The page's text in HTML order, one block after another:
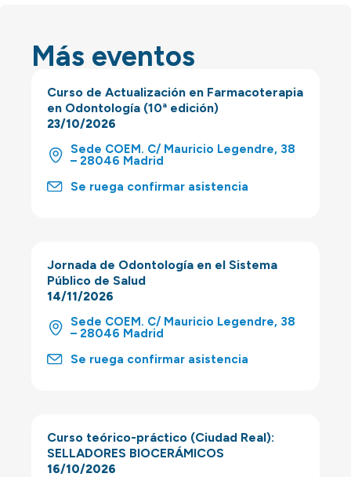
Más eventos
Curso de Actualización en Farmacoterapia
en Odontología (10ª edición)
23/10/2026
Sede COEM. C/ Mauricio Legendre, 38
– 28046 Madrid
Se ruega confirmar asistencia
Jornada de Odontología en el Sistema
Público de Salud
14/11/2026
Sede COEM. C/ Mauricio Legendre, 38
– 28046 Madrid
Se ruega confirmar asistencia
Curso teórico-práctico (Ciudad Real):
SELLADORES BIOCERÁMICOS
16/10/2026